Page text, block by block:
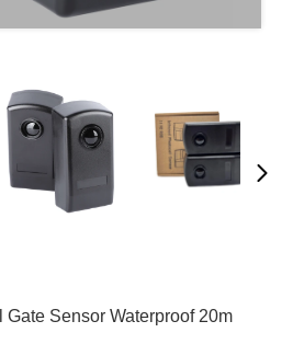
Gate Sensor Waterproof 20m